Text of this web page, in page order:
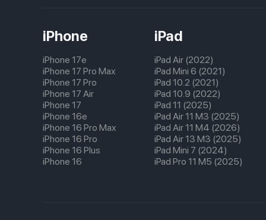
iPhone
iPhone 17e
iPhone 17 Pro Max
iPhone 17 Pro
iPhone 17 Air
iPhone 17
iPhone 16e
iPhone 16 Pro Max
iPhone 16 Pro
iPhone 16 Plus
iPhone 16
iPad
iPad Air (2022)
iPad Mini 6 (2021)
iPad 10.2 (2021)
iPad 10.9 (2022)
iPad 11 (2025)
iPad Air 11 M3 (2025)
iPad Air 11 M4 (2026)
iPad Air 13 M3 (2025)
iPad Mini 7 (2024)
iPad Pro 11 M5 (2025)